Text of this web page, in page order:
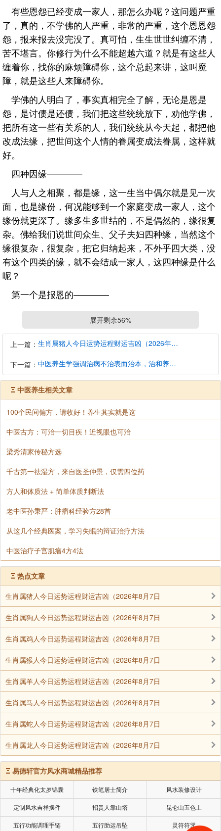
有些恩怨已经变成一家人，那怎么办呢？这问题严重
了，真的，不学佛的人严重，非常的严重，这个恩恩怨
怨，报来报去没完没了。真可怕，生生世世纠缠不清，
苦不堪言。你修行为什么不能超越六道？就是有这些人
缠着你，找你的麻烦障碍你，这个总起来讲，这叫魔
障，就是这些人来障碍你。
学佛的人明白了，事实真相完全了解，无论是恩是
怨，是讨债是还债，我们把这些统统放下，劝他学佛，
把所有这一些有关系的人，我们统统从今天起，都把他
改成法缘，把世间这个人情的眷属变成法眷属，这样就
好。
四种因缘————
人与人之相聚，都是缘，这一生当中偶尔就是见一次
面，也是缘份，何况能够到一个家庭变成一家人，这个
缘份就更深了。缘多生多世结的，不是偶然的，缘很复
杂。佛给我们说世间众生、父子夫妇四种缘，当然这个
缘很复杂，很复杂，把它归纳起来，不外乎四大类，没
有这个四类的缘，就不会结成一家人，这四种缘是什么
呢？
第一个是报恩的————
过去生中有善缘、欢喜缘。报恩的，这当然是最好
的，所以孝子贤孙是报恩来的。
第二个是报怨的————
过去的怨家债主，这个来了，是来报怨的，这个我们
常讲的败家子，小孩将来长大了，搞的家破人亡，报怨
来的，这个都是事实，我们要明白这个道理。
第三种讨债的————
讨债鬼，那就看他欠的多少，欠他少呢，讨几年就讨
爱，很喜欢他，为什么呢？因为你喜欢才肯还债嘛，还
完了他（她）就走了，如果欠得多了，大概要念到大
学，花了不少钱供养他，他才走了。
母供养会供养的很周到，欠得少呢大概就是生活不挨
饿、不挨冻就可以了，供给你一点点就行了，没有孝敬
心，对父母不尊重，只是物质生活上给你照顾到，那叫
还债的。这四种缘，才变成一家人。
这个缘疏一点的就是家的亲切朋友，接近就变成一家
人。这世间就是这么一会事，所以不要把它当真的，当
真那你就苦了，罪就有得受了，而且要造很重的孽，一
定要看清楚看明白。善缘当然好，恶缘来了，那总是要
报的，所谓欠命要尝命，欠钱要还钱，这个是不能不偿
还的。
但是，后天的教育能够补偿，教育是真正能叫他明白
这个道理，纵然过去世有怨，怨能够化解，实在讲，没
有不能化解的怨仇。所以教育就是帮助我们化解，化恶
缘变成善缘，化世间恩爱之缘，变成法缘。这是最殊胜
的了。“世间最珍贵的不是‘得不到’和‘已失去’，而是现在
能把握的幸福。”
佛说：万法缘生，皆系缘分！偶然的相遇，蓦然回
首，注定了彼此的一生，只为了眼光交会的刹那。
佛说：每个人所见所遇到的都早有安排，一切都是
缘。缘起缘灭，缘聚缘散，一切都是定数。
展开剩余56%
上一篇： 生肖属猪人今日运势运程财运吉凶（2026年8月7日）详解查询
下一篇： 中医养生学强调治病不治表而治本，治和养兼顾是有必要的
Ξ 中医养生相关文章
100个民间偏方，请收好！养生其实就是这
中医古方：可治一切目疾！近视眼也可治
梁秀清家传秘方选
千古第一祛湿方，来自医圣仲景，仅需四位药
方人和体质法 + 简单体质判断法
老中医孙秉严：肿瘤科经验方28首
从这几个经典医案，学习失眠的辩证治疗方法
中医治疗子宫肌瘤4方4法
Ξ 热点文章
生肖属猪人今日运势运程财运吉凶（2026年8月7日
生肖属狗人今日运势运程财运吉凶（2026年8月7日
生肖属鸡人今日运势运程财运吉凶（2026年8月7日
生肖属猴人今日运势运程财运吉凶（2026年8月7日
生肖属羊人今日运势运程财运吉凶（2026年8月7日
生肖属马人今日运势运程财运吉凶（2026年8月7日
生肖属蛇人今日运势运程财运吉凶（2026年8月7日
生肖属龙人今日运势运程财运吉凶（2026年8月7日
Ξ 易德轩官方风水商城精品推荐
十年经典化太岁锦囊 铁笔居士简介 风水装修设计
定制风水吉祥摆件 招贵人靠山塔 昆仑山五色土
五行功能调理手链 五行助运吊坠 灵符符咒